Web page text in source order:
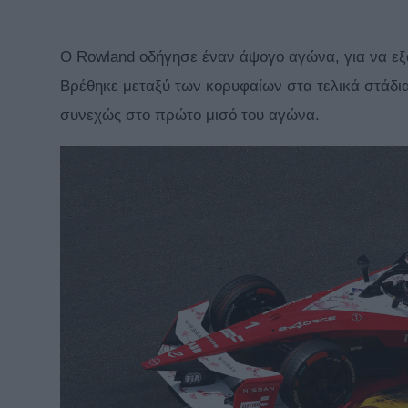
Ο Rowland οδήγησε έναν άψογο αγώνα, για να
Βρέθηκε μεταξύ των κορυφαίων στα τελικά
συνεχώς στο πρώτο μισό του αγώνα.